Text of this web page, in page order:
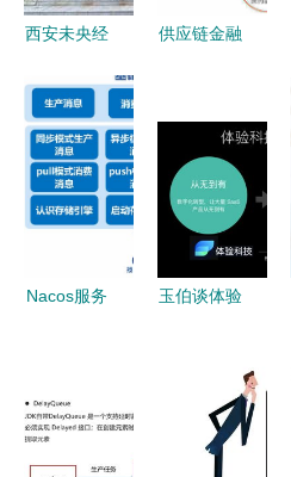
西安未央经
区社区底商
转让指南
超市百货商
铺与技术服
供应链金融
技术转让的
双重赋能
Nacos服务
技术服务与
技术转让视
玉伯谈体验
赋能与技术
转让的双轮